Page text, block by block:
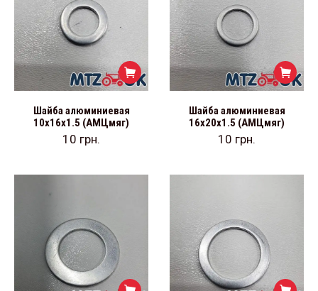
Шайба алюминиевая
10х16х1.5 (АМЦмяг)
10 грн.
Шайба алюминиевая
16х20х1.5 (АМЦмяг)
10 грн.